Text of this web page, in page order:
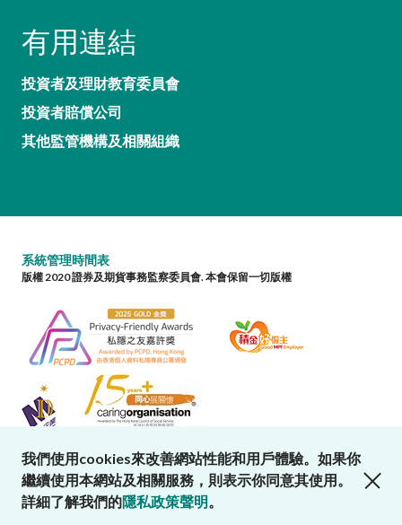
有用連結
投資者及理財教育委員會
投資者賠償公司
其他監管機構及相關組織
系統管理時間表
版權 2020 證券及期貨事務監察委員會. 本會保留一切版權
我們使用cookies來改善網站性能和用戶體驗。如果你
繼續使用本網站及相關服務，則表示你同意其使用。
詳細了解我們的隱私政策聲明。
close cookies alert